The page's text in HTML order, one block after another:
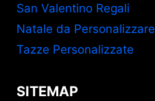
San Valentino Regali
Natale da Personalizzare
Tazze Personalizzate
SITEMAP